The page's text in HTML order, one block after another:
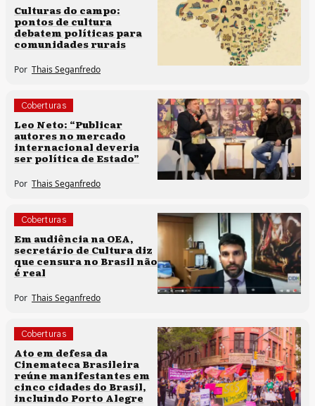
Culturas populares
Políticas culturais
Culturas do campo:
pontos de cultura
debatem políticas para
comunidades rurais
Por Thais Seganfredo
Coberturas
Políticas culturais
Leo Neto: “Publicar
autores no mercado
internacional deveria
ser política de Estado”
Por Thais Seganfredo
Coberturas
Direitos humanos
Em audiência na OEA,
secretário de Cultura diz
que censura no Brasil não
é real
Por Thais Seganfredo
Coberturas
Políticas culturais
Ato em defesa da
Cinemateca Brasileira
reúne manifestantes em
cinco cidades do Brasil,
incluindo Porto Alegre